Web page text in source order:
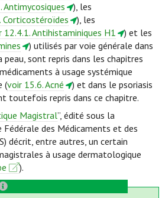
Antimycosiques
), les
Corticostéroïdes
), les
12.4.1. Antihistaminiques H1
) et les
) utilisés par voie générale dans
sont repris dans les chapitres
à usage systémique
(voir 15.6. Acné
) et dans le psoriasis
toutefois repris dans ce chapitre.
Magistral”, édité sous la
Fédérale des Médicaments et des
décrit, entre autres, un certain
à usage dermatologique
).